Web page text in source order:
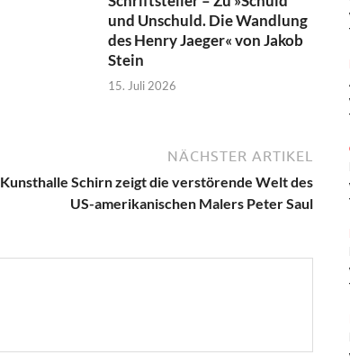
und Unschuld. Die Wandlung
des Henry Jaeger« von Jakob
Stein
15. Juli 2026
NÄCHSTER ARTIKEL
Kunsthalle Schirn zeigt die verstörende Welt des
US-amerikanischen Malers Peter Saul